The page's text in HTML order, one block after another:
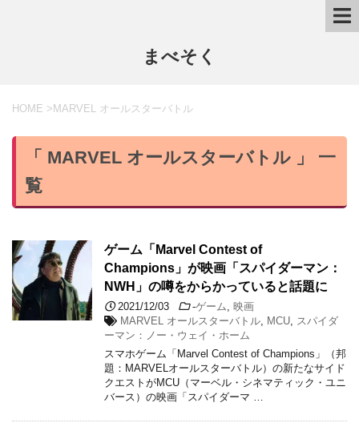
まべそく
HOME > MARVEL オールスターバトル
「 MARVEL オールスターバトル 」 一
覧
ゲーム「Marvel Contest of
Champions」が映画「スパイダーマン：
NWH」の噂をからかっていると話題に
2021/12/03 -ゲーム
映画
MARVEL オールスターバトル
MCU
スパイダ
ーマン：ノー・ウェイ・ホーム
スマホゲーム「Marvel Contest of Champions」（邦
題：MARVELオールスターバトル）の新たなサイド
クエストがMCU（マーベル・シネマティック・ユニ
バース）の映画「スパイダーマ …